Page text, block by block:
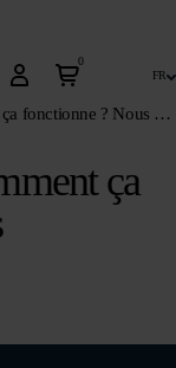
0
fr
Que signifie GPS et comment ça fonctionne ? Nous vous expliquons tout.
ça